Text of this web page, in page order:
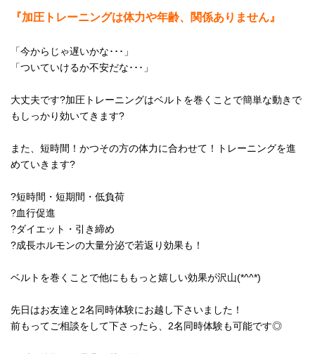
『加圧トレーニングは体力や年齢、関係ありません』
「今からじゃ遅いかな･･･」
「ついていけるか不安だな･･･」
大丈夫です?加圧トレーニングはベルトを巻くことで簡単な動きで
もしっかり効いてきます?
また、短時間！かつその方の体力に合わせて！トレーニングを進
めていきます?
?短時間・短期間・低負荷
?血行促進
?ダイエット・引き締め
?成長ホルモンの大量分泌で若返り効果も！
ベルトを巻くことで他にももっと嬉しい効果が沢山(*^^*)
先日はお友達と2名同時体験にお越し下さいました！
前もってご相談をして下さったら、2名同時体験も可能です◎